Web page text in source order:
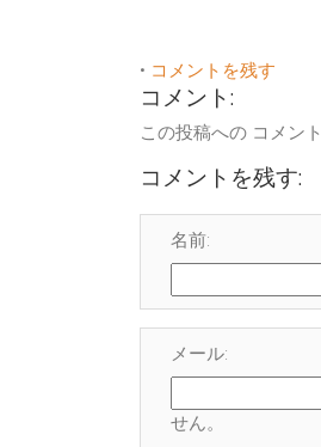
• コメントを残す
コメント:
この投稿への コメン
コメントを残す:
名前:
メール:
せん。